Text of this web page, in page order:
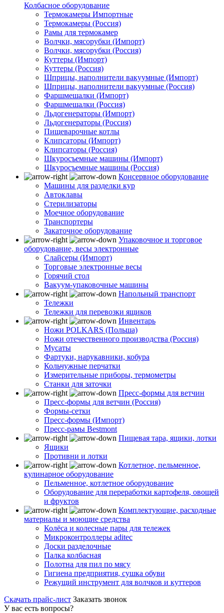
Колбасное оборудование
Термокамеры Импортные
Термокамеры (Россия)
Рамы для термокамер
Волчки, мясорубки (Импорт)
Волчки, мясорубки (Россия)
Куттеры (Импорт)
Куттеры (Россия)
Шприцы, наполнители вакуумные (Импорт)
Шприцы, наполнители вакуумные (Россия)
Фаршмешалки (Импорт)
Фаршмешалки (Россия)
Льдогенераторы (Импорт)
Льдогенераторы (Россия)
Пищеварочные котлы
Клипсаторы (Импорт)
Клипсаторы (Россия)
Шкуросъемные машины (Импорт)
Шкуросъемные машины (Россия)
Консервное оборудование
Машины для разделки кур
Автоклавы
Стерилизаторы
Моечное оборудование
Транспортеры
Закаточное оборудование
Упаковочное и торговое
оборудование, весы электронные
Слайсеры (Импорт)
Торговые электронные весы
Горячий стол
Вакуум-упаковочные машины
Напольный транспорт
Тележки
Тележки для перевозки ящиков
Инвентарь
Ножи POLKARS (Польша)
Ножи отечественного производства (Россия)
Мусаты
Фартуки, нарукавники, кобура
Кольчужные перчатки
Измерительные приборы, термометры
Станки для заточки
Пресс-формы для ветчин
Пресс-формы для ветчин (Россия)
Формы-сетки
Пресс-формы (Импорт)
Пресс-рамы Bestmont
Пищевая тара, ящики, лотки
Ящики
Противни и лотки
Котлетное, пельменное,
кулинарное оборудование
Пельменное, котлетное оборудование
Оборудование для переработки картофеля, овощей
и фруктов
Комплектующие, расходные
материалы и моющие средства
Колёса и колесные пары для тележек
Микроконтроллеры aditec
Доски разделочные
Палка колбасная
Полотна для пил по мясу
Гигиена предприятия, сушка обуви
Режущий инструмент для волчков и куттеров
Скачать прайс-лист Заказать звонок
У вас есть вопросы?